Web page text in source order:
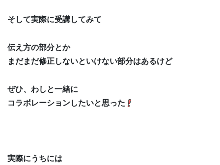
そして実際に受講してみて
伝え方の部分とか
まだまだ修正しないといけない部分はあるけど
ぜひ、わしと一緒に
コラボレーションしたいと思った
実際にうちには